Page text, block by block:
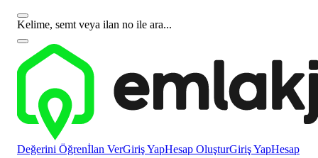
Kelime, semt veya ilan no ile ara...
Değerini Öğrenİlan VerGiriş YapHesap OluşturGiriş YapHesap